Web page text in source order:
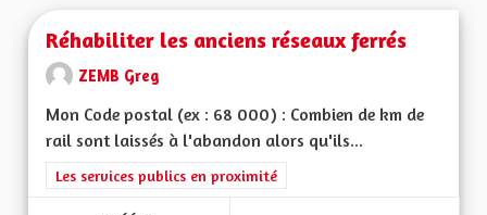
Réhabiliter les anciens réseaux ferrés
ZEMB Greg
Mon Code postal (ex : 68 000) : Combien de km de
rail sont laissés à l'abandon alors qu'ils...
Filtrer les résultats de la catégorie : Les services publics en
Les services publics en proximité